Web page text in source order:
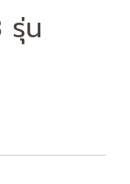
รุ่น